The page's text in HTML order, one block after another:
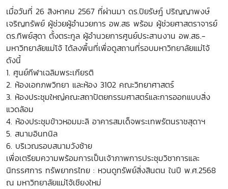
เมื่อวันที่ 26 สิงหาคม 2567 ที่ผ่านมา ดร.ปิยรัษฎ์ ปริญญาพงษ์
เจริญทรัพย์ ผู้ช่วยผู้อำนวยการ อพ.สธ พร้อม ผู้ช่วยศาสตราจารย์
ดร.ทิพย์สุดา ตั้งตระกูล ผู้อำนวยการศูนย์ประสานงาน อพ.สธ.-
มหาวิทยาลัยแม่โจ้ ได้ลงพื้นที่เพื่อดูสถานที่รอบมหาวิทยาลัยแม่โจ้
ดังนี้
1. ศูนย์กีฬาเฉลิมพระเกียรติ
2. ห้องเอกภพวิทยา และห้อง 3102 คณะวิทยาศาสตร์
3. ห้องประชุมใหญ่คณะสถาปัตยกรรมศาสตร์และการออกแบบสิ่ง
แวดล้อม
4. ห้องประชุมข้าวหอมมะลิ อาคารสมเด็จพระเทพรัตนราชสุดาฯ
5. สนามอินทนิล
6. บริเวณรอบสนามวังซ้าย
เพื่อเตรียมความพร้อมการเป็นเจ้าภาพการประชุมวิชาการและ
นิทรรศการ ทรัพยากรไทย : หวนดูทรัพย์สิ่งสินตน ในปี พ.ศ.2568
ณ มหาวิทยาลัยแม่โจ้เชียงใหม่